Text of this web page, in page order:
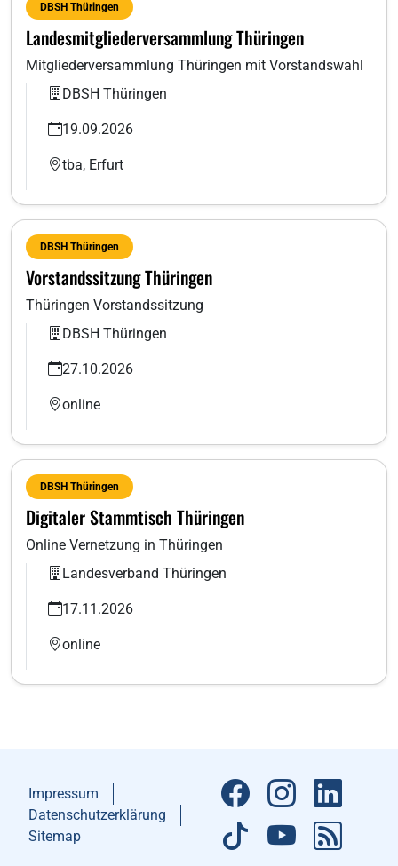
DBSH Thüringen
Landesmitgliederversammlung Thüringen
Mitgliederversammlung Thüringen mit Vorstandswahl
DBSH Thüringen
19.09.2026
tba, Erfurt
DBSH Thüringen
Vorstandssitzung Thüringen
Thüringen Vorstandssitzung
DBSH Thüringen
27.10.2026
online
DBSH Thüringen
Digitaler Stammtisch Thüringen
Online Vernetzung in Thüringen
Landesverband Thüringen
17.11.2026
online
Impressum
Datenschutzerklärung
Sitemap